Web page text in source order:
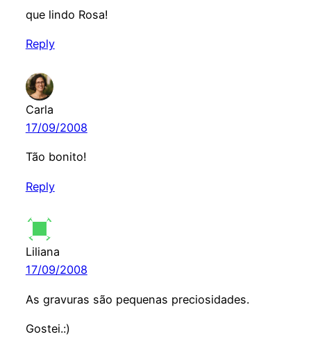
que lindo Rosa!
Reply
Carla
17/09/2008
Tão bonito!
Reply
Liliana
17/09/2008
As gravuras são pequenas preciosidades.
Gostei.:)